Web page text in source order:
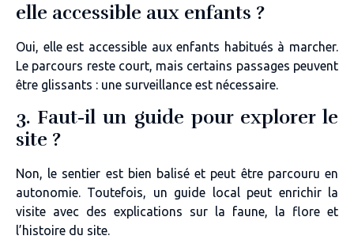
elle accessible aux enfants ?
Oui, elle est accessible aux enfants habitués à marcher.
Le parcours reste court, mais certains passages peuvent
être glissants : une surveillance est nécessaire.
3. Faut-il un guide pour explorer le
site ?
Non, le sentier est bien balisé et peut être parcouru en
autonomie. Toutefois, un guide local peut enrichir la
visite avec des explications sur la faune, la flore et
l’histoire du site.